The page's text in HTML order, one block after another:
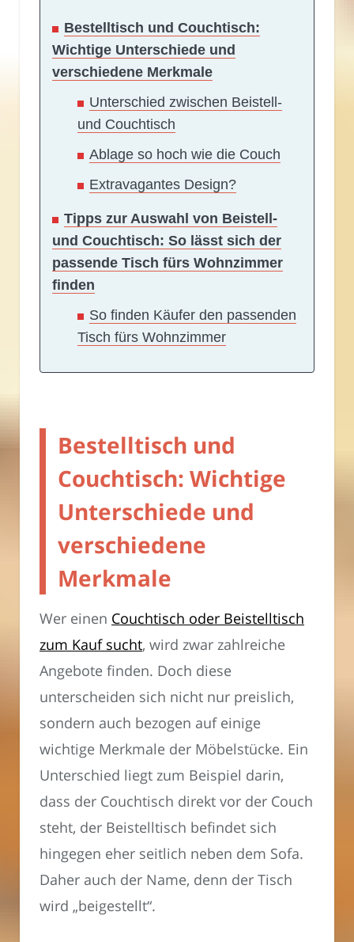
Bestelltisch und Couchtisch:
Wichtige Unterschiede und
verschiedene Merkmale
Unterschied zwischen Beistell-
und Couchtisch
Ablage so hoch wie die Couch
Extravagantes Design?
Tipps zur Auswahl von Beistell-
und Couchtisch: So lässt sich der
passende Tisch fürs Wohnzimmer
finden
So finden Käufer den passenden
Tisch fürs Wohnzimmer
Bestelltisch und
Couchtisch: Wichtige
Unterschiede und
verschiedene
Merkmale
Wer einen Couchtisch oder Beistelltisch
zum Kauf sucht, wird zwar zahlreiche
Angebote finden. Doch diese
unterscheiden sich nicht nur preislich,
sondern auch bezogen auf einige
wichtige Merkmale der Möbelstücke. Ein
Unterschied liegt zum Beispiel darin,
dass der Couchtisch direkt vor der Couch
steht, der Beistelltisch befindet sich
hingegen eher seitlich neben dem Sofa.
Daher auch der Name, denn der Tisch
wird „beigestellt“.